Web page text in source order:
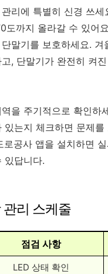
리에 특별히 신경 쓰세
도까지 올라갈 수 있어
말기를 보호하세요. 겨
, 단말기가 완전히 켜
을 주기적으로 확인하
있는지 체크하면 문제를
로공사 앱을 설치하면
있답니다.
관리 스케줄
점검 사항
LED 상태 확인